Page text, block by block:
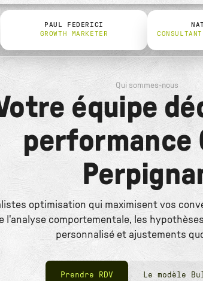
PAUL FEDERICI
GROWTH MARKETER
Qui sommes-nous
équipe
performance
optimisation qui maximisent vos
l'analyse comportementale, les
personnalisé et ajustements
Prendre RDV Le modèle